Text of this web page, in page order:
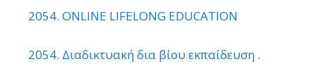
2054. ONLINE LIFELONG EDUCATION
2054. Διαδικτυακή δια βίου εκπαίδευση .